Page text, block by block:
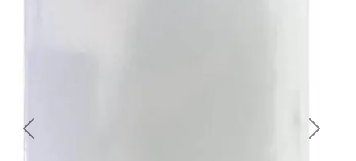
Previous Next